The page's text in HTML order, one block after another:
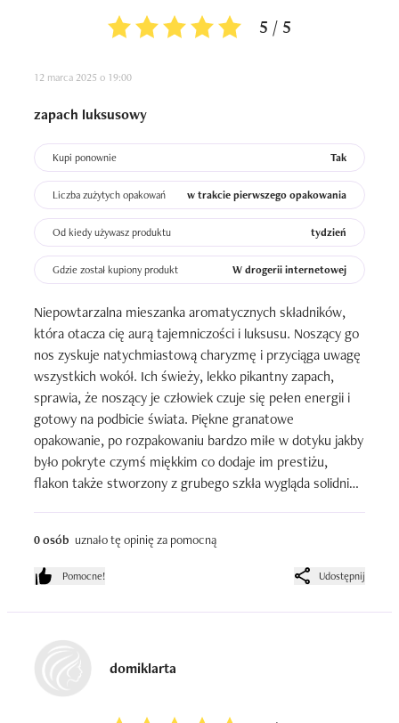
5 / 5
12 marca 2025 o 19:00
zapach luksusowy
Kupi ponownie Tak
Liczba zużytych opakowań w trakcie pierwszego opakowania
Od kiedy używasz produktu tydzień
Gdzie został kupiony produkt W drogerii internetowej
Niepowtarzalna mieszanka aromatycznych składników,
która otacza cię aurą tajemniczości i luksusu. Noszący go
nos zyskuje natychmiastową charyzmę i przyciąga uwagę
wszystkich wokół. Ich świeży, lekko pikantny zapach,
sprawia, że noszący je człowiek czuje się pełen energii i
gotowy na podbicie świata. Piękne granatowe
opakowanie, po rozpakowaniu bardzo miłe w dotyku jakby
było pokryte czymś miękkim co dodaje im prestiżu,
flakon także stworzony z grubego szkła wygląda solidnie.
0 osób uznało tę opinię za pomocną
Pomocne! Udostępnij
domiklarta